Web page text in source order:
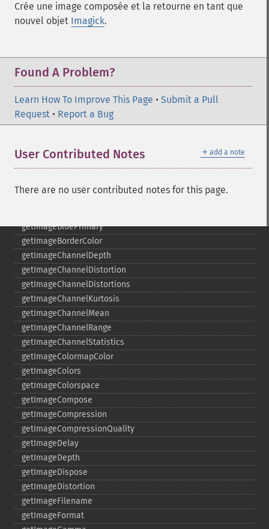
Crée une image composée et la retourne en tant que
nouvel objet Imagick.
Found A Problem?
Learn How To Improve This Page • Submit a Pull
Request • Report a Bug
＋ add a note
User Contributed Notes
There are no user contributed notes for this page.
gaussianBlurImage
getColorspace
getCopyright
getFont
getFormat
getGravity
getImage
getImageAlphaChannel
getImageBluePrimary
getImageBorderColor
getImageChannelDepth
getImageChannelDistortion
getImageChannelDistortions
getImageChannelKurtosis
getImageChannelMean
getImageChannelRange
getImageChannelStatistics
getImageColormapColor
getImageColors
getImageColorspace
getImageCompose
getImageCompression
getImageCompressionQuality
getImageDelay
getImageDepth
getImageDispose
getImageDistortion
getImageFilename
getImageFormat